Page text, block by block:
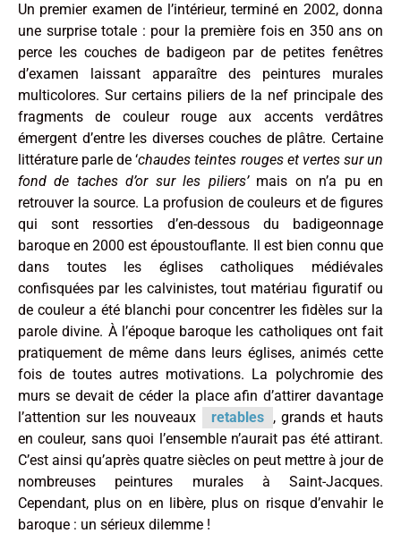
Un premier examen de l’intérieur, terminé en 2002, donna
une surprise totale : pour la première fois en 350 ans on
perce les couches de badigeon par de petites fenêtres
d’examen laissant apparaître des peintures murales
multicolores. Sur certains piliers de la nef principale des
fragments de couleur rouge aux accents verdâtres
émergent d’entre les diverses couches de plâtre. Certaine
littérature parle de ‘chaudes teintes rouges et vertes sur un
fond de taches d’or sur les piliers’mais on n’a pu en
retrouver la source. La profusion de couleurs et de figures
qui sont ressorties d’en-dessous du badigeonnage
baroque en 2000 est époustouflante. Il est bien connu que
dans toutes les églises catholiques médiévales
confisquées par les calvinistes, tout matériau figuratif ou
de couleur a été blanchi pour concentrer les fidèles sur la
parole divine. À l’époque baroque les catholiques ont fait
pratiquement de même dans leurs églises, animés cette
fois de toutes autres motivations. La polychromie des
murs se devait de céder la place afin d’attirer davantage
l’attention sur les nouveaux
retables
, grands et hauts
en couleur, sans quoi l’ensemble n’aurait pas été attirant.
C’est ainsi qu’après quatre siècles on peut mettre à jour de
nombreuses peintures murales à Saint-Jacques.
Cependant, plus on en libère, plus on risque d’envahir le
baroque : un sérieux dilemme !